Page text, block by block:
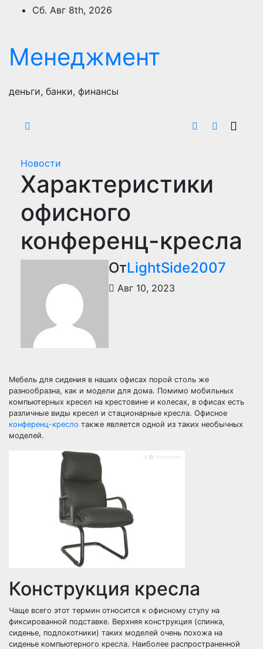
ПерейтиСб. Авг 8th, 2026
Менеджмент
деньги, банки, финансы
Новости
Характеристики
офисного
конференц-кресла
ОтLightSide2007
Авг 10, 2023
Мебель для сидения в наших офисах порой столь же
разнообразна, как и модели для дома. Помимо мобильных
компьютерных кресел на крестовине и колесах, в офисах есть
различные виды кресел и стационарные кресла. Офисное
конференц-кресло также является одной из таких необычных
моделей.
Конструкция кресла
Чаще всего этот термин относится к офисному стулу на
фиксированной подставке. Верхняя конструкция (спинка,
сиденье, подлокотники) таких моделей очень похожа на
сиденье компьютерного кресла. Наиболее распространенной